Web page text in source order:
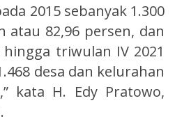
2015 sebanyak 1.300
atau 82,96 persen, dan
triwulan IV 2021
desa dan kelurahan
kata H. Edy Pratowo,